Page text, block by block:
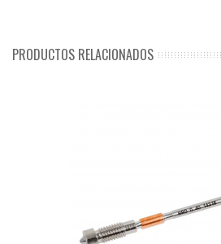
PRODUCTOS RELACIONADOS